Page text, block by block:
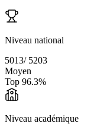
Niveau national
5013/ 5203
Moyen
Top 96.3%
Niveau académique